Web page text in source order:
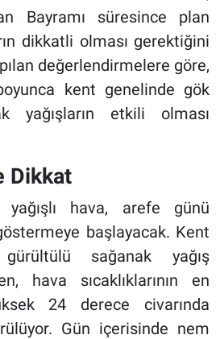
Bayramı süresince plan
dikkatli olması gerektiğini
değerlendirmelere göre,
kent genelinde gök
yağışların etkili olması
Dikkat
hava, arefe günü
başlayacak. Kent
sağanak yağış
hava sıcaklıklarının en
24 derece civarında
Gün içerisinde nem